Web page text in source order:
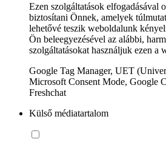
Ezen szolgáltatások elfogadásával
biztosítani Önnek, amelyek
lehetővé teszik weboldalunk
Ön beleegyezésével az alábbi,
szolgáltatásokat használjuk ezen a
Google Tag Manager, UET
Microsoft Consent Mode, Google
Freshchat
Külső médiatartalom